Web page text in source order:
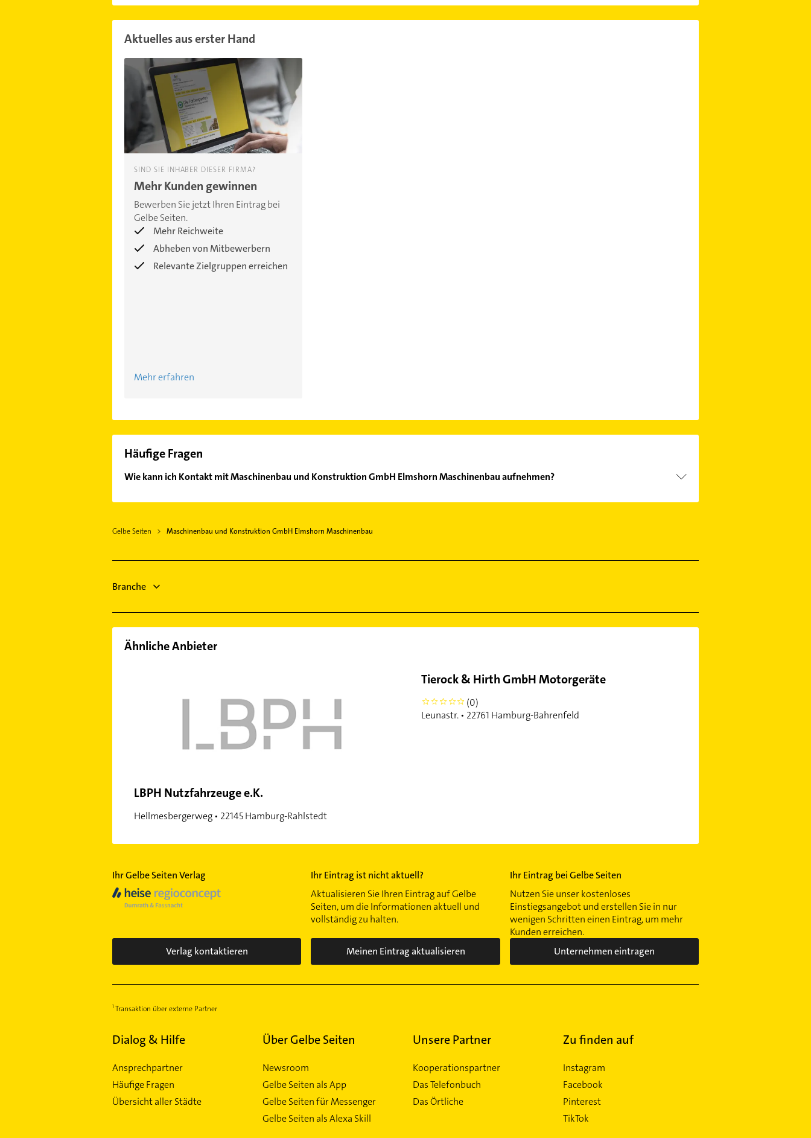
Aktuelles aus erster Hand
SIND SIE INHABER DIESER FIRMA?
Mehr Kunden gewinnen
Bewerben Sie jetzt Ihren Eintrag bei
Gelbe Seiten.
Mehr Reichweite
Abheben von Mitbewerbern
Relevante Zielgruppen erreichen
Mehr erfahren
Häufige Fragen
Wie kann ich Kontakt mit Maschinenbau und Konstruktion GmbH Elmshorn Maschinenbau aufnehmen?
Gelbe Seiten Maschinenbau und Konstruktion GmbH Elmshorn Maschinenbau
Branche
Ähnliche Anbieter
LBPH Nutzfahrzeuge e.K.
Hellmesbergerweg • 22145 Hamburg-Rahlstedt
Tierock & Hirth GmbH Motorgeräte
0
(0)
Leunastr. • 22761 Hamburg-Bahrenfeld
Ihr Gelbe Seiten Verlag
Verlag kontaktieren
Ihr Eintrag ist nicht aktuell?
Aktualisieren Sie Ihren Eintrag auf Gelbe
Seiten, um die Informationen aktuell und
vollständig zu halten.
Meinen Eintrag aktualisieren
Ihr Eintrag bei Gelbe Seiten
Nutzen Sie unser kostenloses
Einstiegsangebot und erstellen Sie in nur
wenigen Schritten einen Eintrag, um mehr
Kunden erreichen.
Unternehmen eintragen
Transaktion über externe Partner
Dialog & Hilfe
Ansprechpartner
Häufige Fragen
Übersicht aller Städte
Über Gelbe Seiten
Newsroom
Gelbe Seiten als App
Gelbe Seiten für Messenger
Gelbe Seiten als Alexa Skill
Unsere Partner
Kooperationspartner
Das Telefonbuch
Das Örtliche
Zu finden auf
Instagram
Facebook
Pinterest
TikTok